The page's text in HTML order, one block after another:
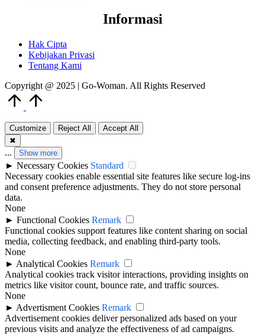
Informasi
Hak Cipta
Kebijakan Privasi
Tentang Kami
Copyright @ 2025 | Go-Woman. All Rights Reserved
Customize Reject All
Accept All
✖
... Show more
► Necessary Cookies Standard
Necessary cookies enable essential site features like secure log-ins
and consent preference adjustments. They do not store personal
data.
None
► Functional Cookies Remark
Functional cookies support features like content sharing on social
media, collecting feedback, and enabling third-party tools.
None
► Analytical Cookies Remark
Analytical cookies track visitor interactions, providing insights on
metrics like visitor count, bounce rate, and traffic sources.
None
► Advertisment Cookies Remark
Advertisement cookies deliver personalized ads based on your
previous visits and analyze the effectiveness of ad campaigns.